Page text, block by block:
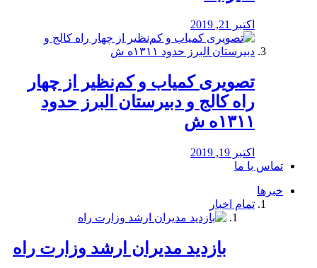
اکتبر 21, 2019
️تصویری کمیاب و کم‌نظیر از چهار
راه كالج و دبيرستان البرز حدود
۱۳۱۱ه ش
اکتبر 19, 2019
تماس با ما
خبرها
تمام اخبار
بازدید مدیران ارشد وزارت راه